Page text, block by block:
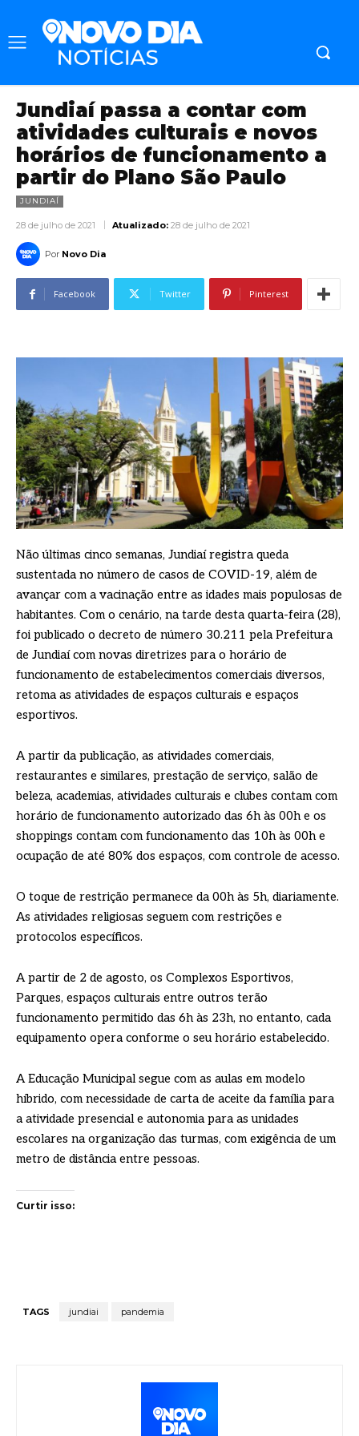
Jundiaí passa a contar com
atividades culturais e novos
horários de funcionamento a
partir do Plano São Paulo
JUNDIAÍ
28 de julho de 2021 Atualizado: 28 de julho de 2021
Por Novo Dia
Facebook Twitter Pinterest
Não últimas cinco semanas, Jundiaí registra queda
sustentada no número de casos de COVID-19, além de
avançar com a vacinação entre as idades mais populosas de
habitantes. Com o cenário, na tarde desta quarta-feira (28),
foi publicado o decreto de número 30.211 pela Prefeitura
de Jundiaí com novas diretrizes para o horário de
funcionamento de estabelecimentos comerciais diversos,
retoma as atividades de espaços culturais e espaços
esportivos.
A partir da publicação, as atividades comerciais,
restaurantes e similares, prestação de serviço, salão de
beleza, academias, atividades culturais e clubes contam com
horário de funcionamento autorizado das 6h às 00h e os
shoppings contam com funcionamento das 10h às 00h e
ocupação de até 80% dos espaços, com controle de acesso.
O toque de restrição permanece da 00h às 5h, diariamente.
As atividades religiosas seguem com restrições e
protocolos específicos.
A partir de 2 de agosto, os Complexos Esportivos,
Parques, espaços culturais entre outros terão
funcionamento permitido das 6h às 23h, no entanto, cada
equipamento opera conforme o seu horário estabelecido.
A Educação Municipal segue com as aulas em modelo
híbrido, com necessidade de carta de aceite da família para
a atividade presencial e autonomia para as unidades
escolares na organização das turmas, com exigência de um
metro de distância entre pessoas.
Curtir isso:
TAGS jundiai pandemia